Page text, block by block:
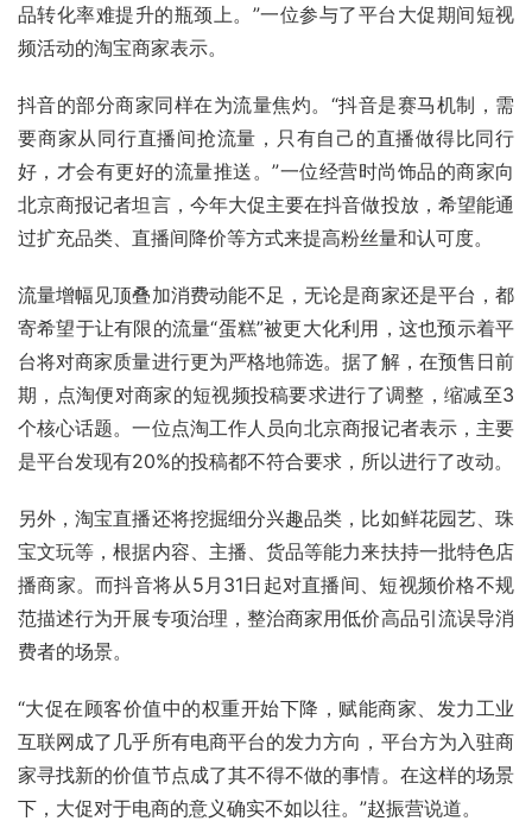
品转化率难提升的瓶颈上。”一位参与了平台大促期间短视
频活动的淘宝商家表示。
抖音的部分商家同样在为流量焦灼。“抖音是赛马机制，需
要商家从同行直播间抢流量，只有自己的直播做得比同行
好，才会有更好的流量推送。”一位经营时尚饰品的商家向
北京商报记者坦言，今年大促主要在抖音做投放，希望能通
过扩充品类、直播间降价等方式来提高粉丝量和认可度。
流量增幅见顶叠加消费动能不足，无论是商家还是平台，都
寄希望于让有限的流量“蛋糕”被更大化利用，这也预示着平
台将对商家质量进行更为严格地筛选。据了解，在预售日前
期，点淘便对商家的短视频投稿要求进行了调整，缩减至3
个核心话题。一位点淘工作人员向北京商报记者表示，主要
是平台发现有20%的投稿都不符合要求，所以进行了改动。
另外，淘宝直播还将挖掘细分兴趣品类，比如鲜花园艺、珠
宝文玩等，根据内容、主播、货品等能力来扶持一批特色店
播商家。而抖音将从5月31日起对直播间、短视频价格不规
范描述行为开展专项治理，整治商家用低价高品引流误导消
费者的场景。
“大促在顾客价值中的权重开始下降，赋能商家、发力工业
互联网成了几乎所有电商平台的发力方向，平台方为入驻商
家寻找新的价值节点成了其不得不做的事情。在这样的场景
下，大促对于电商的意义确实不如以往。”赵振营说道。